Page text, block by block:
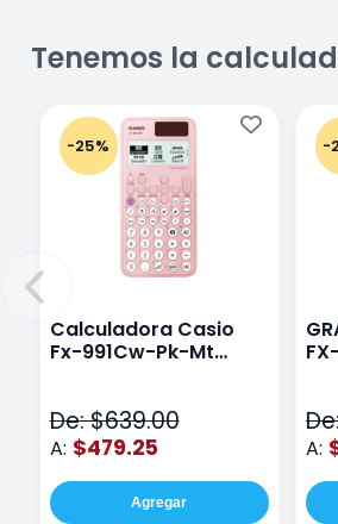
Tenemos la
-25%
Calculadora Casio
Fx-991Cw-Pk-Mt
De: $639.00
A: $479.25
Agregar
-
A: